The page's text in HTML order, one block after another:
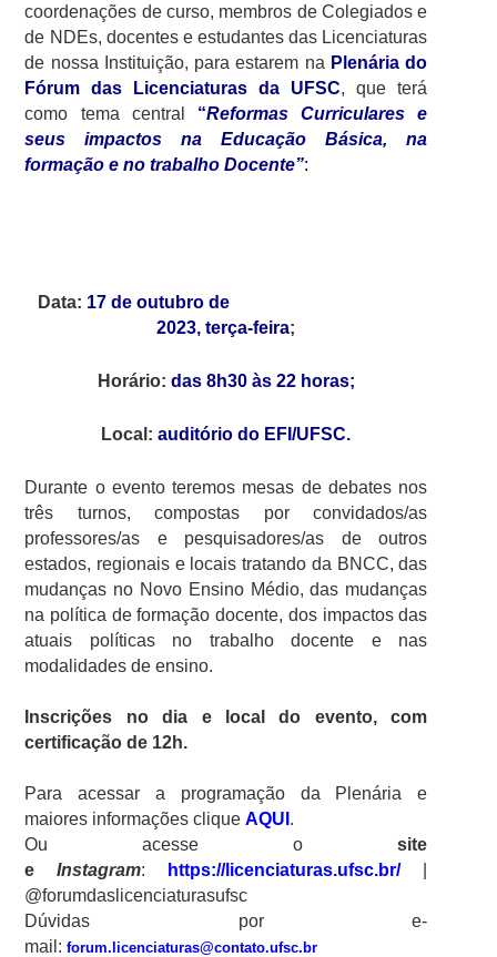
coordenações de curso, membros de Colegiados e
de NDEs, docentes e estudantes das Licenciaturas
de nossa Instituição, para estarem na Plenária do
Fórum das Licenciaturas da UFSC, que terá
como tema central “Reformas Curriculares e
seus impactos na Educação Básica, na
formação e no trabalho Docente”:
Data: 17 de outubro de
2023, terça-feira;
Horário: das 8h30 às 22 horas;
Local:auditório do EFI/UFSC.
Durante o evento teremos mesas de debates nos
três turnos, compostas por convidados/as
professores/as e pesquisadores/as de outros
estados, regionais e locais tratando da BNCC, das
mudanças no Novo Ensino Médio, das mudanças
na política de formação docente, dos impactos das
atuais políticas no trabalho docente e nas
modalidades de ensino.
Inscrições no dia e local do evento, com
certificação de 12h.
Para acessar a programação da Plenária e
maiores informações cliqueAQUI .
Ou acesse osite
eInstagram: https://licenciaturas.ufsc.br/|
@forumdaslicenciaturasufsc
Dúvidas por e-
mail:forum.licenciaturas@contato.ufsc.br